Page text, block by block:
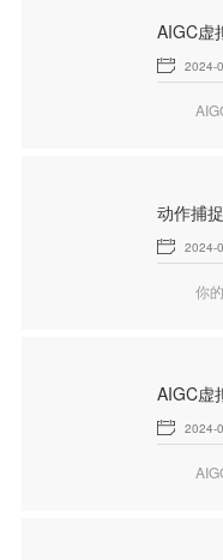
AIGC虚
2024-
动作捕
2024-
AIGC虚
2024-